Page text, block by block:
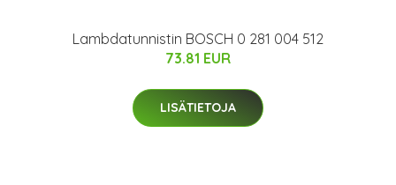
Lambdatunnistin BOSCH 0 281 004 512
73.81 EUR
LISÄTIETOJA